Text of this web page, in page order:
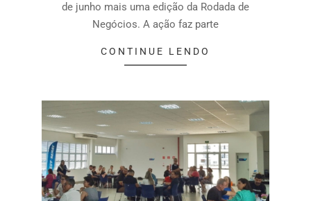
de junho mais uma edição da Rodada de
Negócios. A ação faz parte
CONTINUE LENDO